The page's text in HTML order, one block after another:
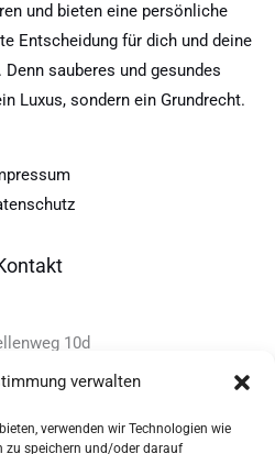
verwalten
verwenden wir Technologien wie
zu speichern und/oder darauf
und bieten eine persönliche
Entscheidung für dich und deine
sauberes und gesundes
Luxus, sondern ein Grundrecht.
10d
Windorf
- 97 39 0